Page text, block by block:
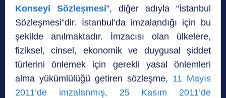
Konseyi Sözleşmesi”, diğer adıyla “İstanbul
Sözleşmesi”dir. İstanbul’da imzalandığı için bu
şekilde anılmaktadır. İmzacısı olan ülkelere,
fiziksel, cinsel, ekonomik ve duygusal şiddet
türlerini önlemek için gerekli yasal önlemleri
alma yükümlülüğü getiren sözleşme, 11 Mayıs
2011’de imzalanmış, 25 Kasım 2011’de